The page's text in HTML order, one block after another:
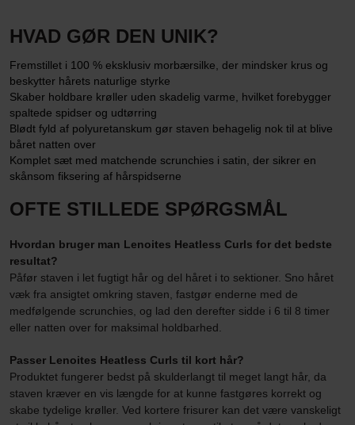
HVAD GØR DEN UNIK?
Fremstillet i 100 % eksklusiv morbærsilke, der mindsker krus og
beskytter hårets naturlige styrke
Skaber holdbare krøller uden skadelig varme, hvilket forebygger
spaltede spidser og udtørring
Blødt fyld af polyuretanskum gør staven behagelig nok til at blive
båret natten over
Komplet sæt med matchende scrunchies i satin, der sikrer en
skånsom fiksering af hårspidserne
OFTE STILLEDE SPØRGSMÅL
Hvordan bruger man Lenoites Heatless Curls for det bedste
resultat?
Påfør staven i let fugtigt hår og del håret i to sektioner. Sno håret
væk fra ansigtet omkring staven, fastgør enderne med de
medfølgende scrunchies, og lad den derefter sidde i 6 til 8 timer
eller natten over for maksimal holdbarhed.
Passer Lenoites Heatless Curls til kort hår?
Produktet fungerer bedst på skulderlangt til meget langt hår, da
staven kræver en vis længde for at kunne fastgøres korrekt og
skabe tydelige krøller. Ved kortere frisurer kan det være vanskeligt